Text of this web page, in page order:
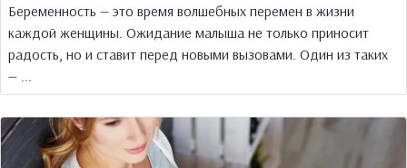
Беременность — это время волшебных перемен в жизни
каждой женщины. Ожидание малыша не только приносит
радость, но и ставит перед новыми вызовами. Один из таких
— ...